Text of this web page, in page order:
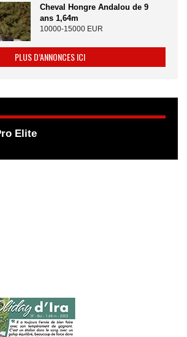
Cheval Hongre Andalou de 9
ans 1,64m
10000-15000 EUR
PLUS D’ANNONCES ICI
Elite